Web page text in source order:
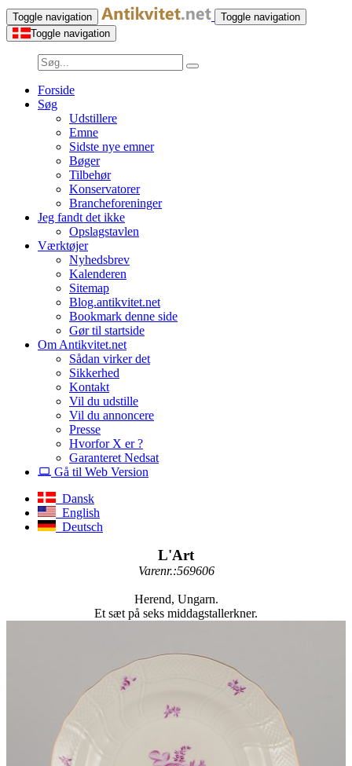
Toggle navigation
Toggle navigation
Toggle navigation
Forside
Søg
Udstillere
Emne
Sidste nye emner
Bøger
Tilbehør
Konservatorer
Brancheforeninger
Jeg fandt det ikke
Opslagstavlen
Værktøjer
Nyhedsbrev
Kalenderen
Sitemap
Blog.antikvitet.net
Bookmark denne side
Gør til startside
Om Antikvitet.net
Sådan virker det
Sikkerhed
Kontakt
Vil du udstille
Vil du annoncere
Presse
Hvorfor X er ?
Garanteret Nedsat
Gå til Web Version
Dansk
English
Deutsch
L'Art
Varenr.:569606
Herend, Ungarn.
Et sæt på seks middagstallerkner.